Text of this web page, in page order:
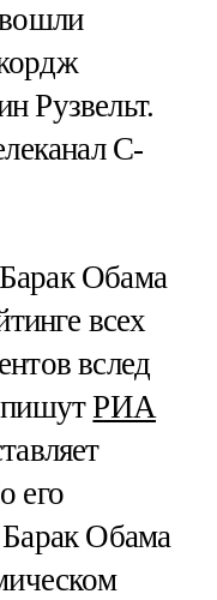
Рузвельт.
C-
Обама
всех
вслед
пишутРИА
его
Обама